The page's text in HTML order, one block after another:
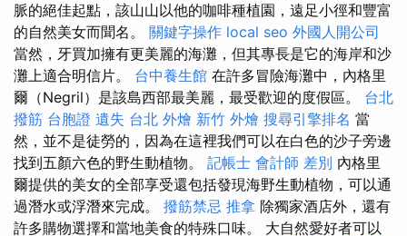
脈的絕佳起點，該山山以他的咖啡種植園，遠足小徑和豐富
的自然美女而聞名。 關鍵字操作 local seo 外國人開公司
當然，牙買加擁有更美麗的海灘，但其專長是它的海岸和沙
灘上適合明信片。 台中養生館 在許多冒險海灘中，內格里
爾（Negril）是該島西部最美麗，最受歡迎的度假區。 台北
撥筋 台胞證 遺失 台北 外燴 新竹 外燴 搜尋引擎排名 當
然，並不是徒勞的，因為在這裡我們可以在白色的沙子旁邊
找到五顏六色的野生動植物。 記帳士 會計師 差別 內格里
爾提供的美女的全部享受還包括發現海野生動植物，可以通
過潛水或浮潛來完成。 撥筋禁忌 推拿 除獨家酒店外，還有
許多購物選擇和當地美食的特殊口味。 大自然愛好者可以